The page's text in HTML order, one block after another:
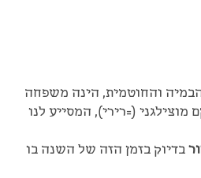
והחוטמית, הינה משפחה
(=רירי), המסייע לנו
בדיוק בזמן הזה של השנה בו